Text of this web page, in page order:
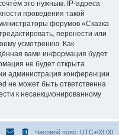
это нужным. IP-адреса
проведения такой
форумов «Сказка
перенести или
усмотрению. Как
вами информация будет
не будет открыта
администрация конференции
не может быть ответственна
к несанкционированному
Часовой пояс: UTC+03:00